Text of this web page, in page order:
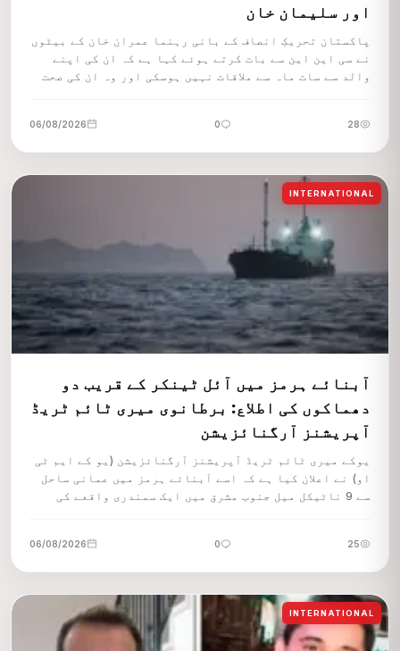
اور سلیمان خان
پاکستان تحریکِ انصاف کے بانی رہنما عمران خان کے بیٹوں
نے سی این این سے بات کرتے ہوئے کہا ہے کہ ان کی اپنے
والد سے سات ماہ سے ملاقات نہیں ہوسکی اور وہ ان کی صحت
28
0
06/08/2026
INTERNATIONAL
آبنائے ہرمز میں آئل ٹینکر کے قریب دو
دھماکوں کی اطلاع: برطانوی میری ٹائم ٹریڈ
آپریشنز آرگنائزیشن
یوکے میری ٹائم ٹریڈ آپریشنز آرگنائزیشن (یو کے ایم ٹی
او) نے اعلان کیا ہے کہ اسے آبنائے ہرمز میں عمانی ساحل
سے 9 ناٹیکل میل جنوب مشرق میں ایک سمندری واقعے کی
25
0
06/08/2026
INTERNATIONAL